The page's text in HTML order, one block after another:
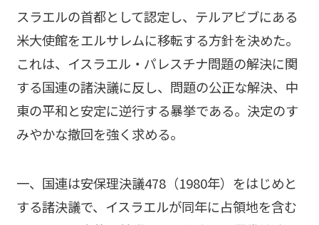
スラエルの首都として認定し、テルアビブにある
米大使館をエルサレムに移転する方針を決めた。
これは、イスラエル・パレスチナ問題の解決に関
する国連の諸決議に反し、問題の公正な解決、中
東の平和と安定に逆行する暴挙である。決定のす
みやかな撤回を強く求める。
一、国連は安保理決議478（1980年）をはじめと
する諸決議で、イスラエルが同年に占領地を含む